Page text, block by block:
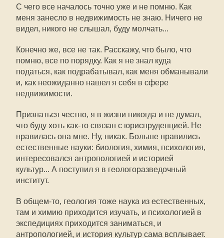
С чего все началось точно уже и не помню. Как
меня занесло в недвижимость не знаю. Ничего не
видел, никого не слышал, буду молчать...
Конечно же, все не так. Расскажу, что было, что
помню, все по порядку. Как я не знал куда
податься, как подрабатывал, как меня обманывали
и, как неожиданно нашел я себя в сфере
недвижимости.
Признаться честно, я в жизни никогда и не думал,
что буду хоть как-то связан с юриспруденцией. Не
нравилась она мне. Ну, никак. Больше нравились
естественные науки: биология, химия, психология,
интересовался антропологией и историей
культур... А поступил я в геологоразведочный
институт.
В общем-то, геология тоже наука из естественных,
там и химию приходится изучать, и психологией в
экспедициях приходится заниматься, и
антропологией, и история культур сама всплывает.